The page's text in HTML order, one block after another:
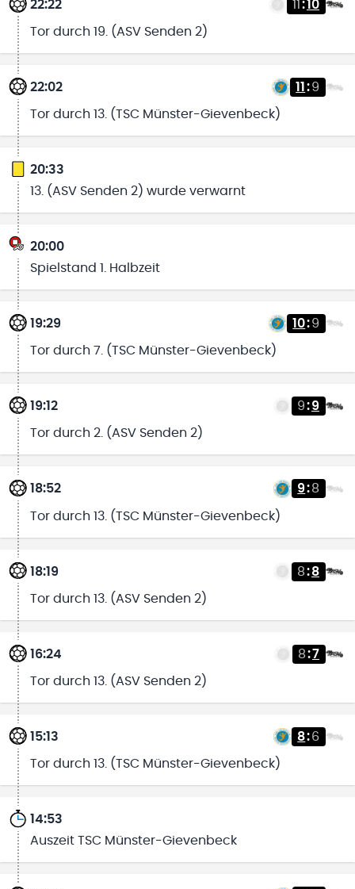
22:22 11 :10
Tor durch 19. (ASV Senden 2)
22:02 11 :9
Tor durch 13. (TSC Münster-Gievenbeck)
20:33
13. (ASV Senden 2) wurde verwarnt
20:00
Spielstand 1. Halbzeit
19:29 10:9
Tor durch 7. (TSC Münster-Gievenbeck)
19:12 9:9
Tor durch 2. (ASV Senden 2)
18:52 9:8
Tor durch 13. (TSC Münster-Gievenbeck)
18:19 8:8
Tor durch 13. (ASV Senden 2)
16:24 8:7
Tor durch 13. (ASV Senden 2)
15:13 8:6
Tor durch 13. (TSC Münster-Gievenbeck)
14:53
Auszeit TSC Münster-Gievenbeck